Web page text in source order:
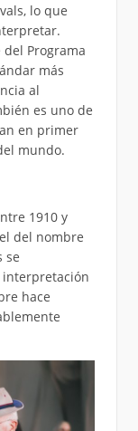
lo que
Programa
más
al
es uno de
en primer
mundo.
1910 y
del nombre
se
interpretación
hace